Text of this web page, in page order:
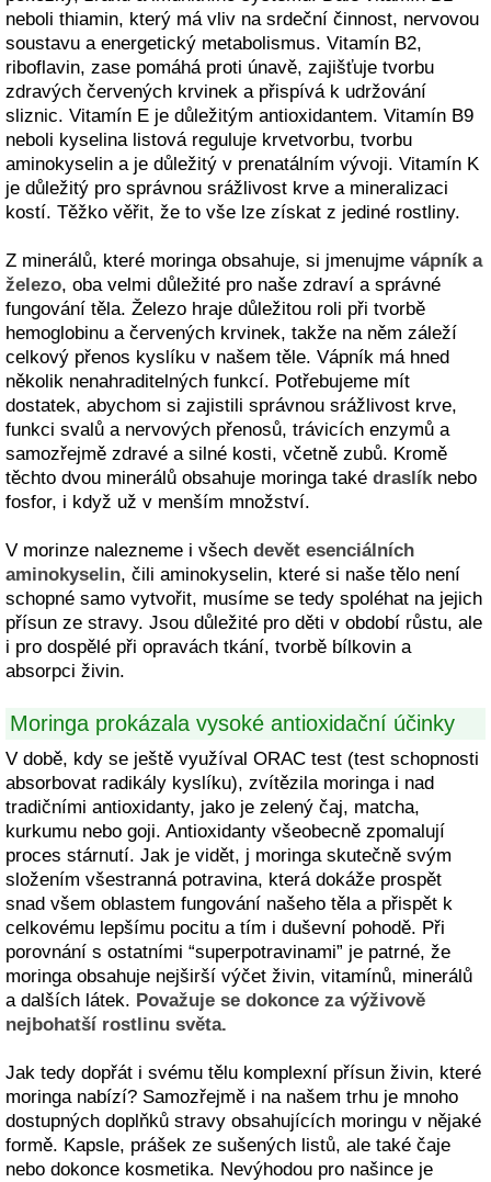
neboli thiamin, který má vliv na srdeční činnost, nervovou
soustavu a energetický metabolismus. Vitamín B2,
riboflavin, zase pomáhá proti únavě, zajišťuje tvorbu
zdravých červených krvinek a přispívá k udržování
sliznic. Vitamín E je důležitým antioxidantem. Vitamín B9
neboli kyselina listová reguluje krvetvorbu, tvorbu
aminokyselin a je důležitý v prenatálním vývoji. Vitamín K
je důležitý pro správnou srážlivost krve a mineralizaci
kostí. Těžko věřit, že to vše lze získat z jediné rostliny.
Z minerálů, které moringa obsahuje, si jmenujme vápník a
železo, oba velmi důležité pro naše zdraví a správné
fungování těla. Železo hraje důležitou roli při tvorbě
hemoglobinu a červených krvinek, takže na něm záleží
celkový přenos kyslíku v našem těle. Vápník má hned
několik nenahraditelných funkcí. Potřebujeme mít
dostatek, abychom si zajistili správnou srážlivost krve,
funkci svalů a nervových přenosů, trávicích enzymů a
samozřejmě zdravé a silné kosti, včetně zubů. Kromě
těchto dvou minerálů obsahuje moringa také draslíknebo
fosfor, i když už v menším množství.
V morinze nalezneme i všech devět esenciálních
aminokyselin, čili aminokyselin, které si naše tělo není
schopné samo vytvořit, musíme se tedy spoléhat na jejich
přísun ze stravy. Jsou důležité pro děti v období růstu, ale
i pro dospělé při opravách tkání, tvorbě bílkovin a
absorpci živin.
Moringa prokázala vysoké antioxidační účinky
V době, kdy se ještě využíval ORAC test (test schopnosti
absorbovat radikály kyslíku), zvítězila moringa i nad
tradičními antioxidanty, jako je zelený čaj, matcha,
kurkumu nebo goji. Antioxidanty všeobecně zpomalují
proces stárnutí. Jak je vidět, j moringa skutečně svým
složením všestranná potravina, která dokáže prospět
snad všem oblastem fungování našeho těla a přispět k
celkovému lepšímu pocitu a tím i duševní pohodě. Při
porovnání s ostatními “superpotravinami” je patrné, že
moringa obsahuje nejširší výčet živin, vitamínů, minerálů
a dalších látek. Považuje se dokonce za výživově
nejbohatší rostlinu světa.
Jak tedy dopřát i svému tělu komplexní přísun živin, které
moringa nabízí? Samozřejmě i na našem trhu je mnoho
dostupných doplňků stravy obsahujících moringu v nějaké
formě. Kapsle, prášek ze sušených listů, ale také čaje
nebo dokonce kosmetika. Nevýhodou pro našince je